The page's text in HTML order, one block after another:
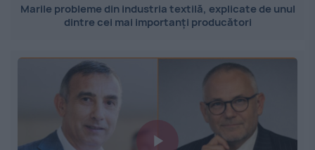
Marile probleme din industria textilă, explicate de unul
dintre cei mai importanți producători